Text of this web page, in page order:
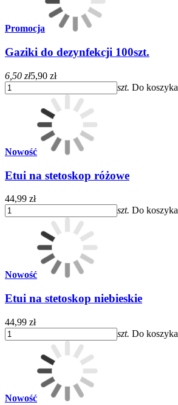
Promocja
Gaziki do dezynfekcji 100szt.
6,50 zł5,90 zł
szt. Do koszyka
Nowość
Etui na stetoskop różowe
44,99 zł
szt. Do koszyka
Nowość
Etui na stetoskop niebieskie
44,99 zł
szt. Do koszyka
Nowość